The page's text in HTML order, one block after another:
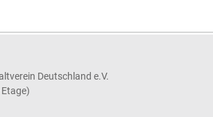
Deutschland e.V.